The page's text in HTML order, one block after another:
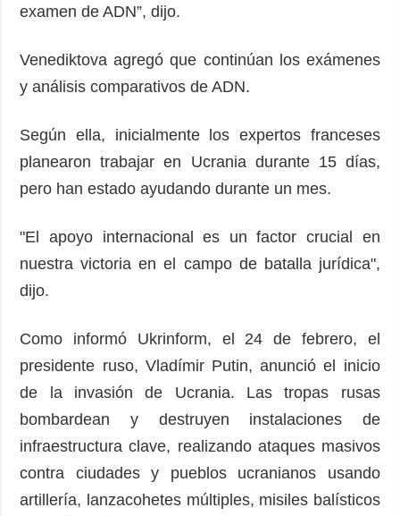
examen de ADN”, dijo.
Venediktova agregó que continúan los exámenes
y análisis comparativos de ADN.
Según ella, inicialmente los expertos franceses
planearon trabajar en Ucrania durante 15 días,
pero han estado ayudando durante un mes.
"El apoyo internacional es un factor crucial en
nuestra victoria en el campo de batalla jurídica",
dijo.
Como informó Ukrinform, el 24 de febrero, el
presidente ruso, Vladímir Putin, anunció el inicio
de la invasión de Ucrania. Las tropas rusas
bombardean y destruyen instalaciones de
infraestructura clave, realizando ataques masivos
contra ciudades y pueblos ucranianos usando
artillería, lanzacohetes múltiples, misiles balísticos